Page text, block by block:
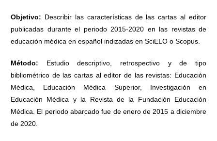
Objetivo: Describir las características de las cartas al editor
publicadas durante el periodo 2015-2020 en las revistas de
educación médica en español indizadas en SciELO o Scopus.
Método: Estudio descriptivo, retrospectivo y de tipo
bibliométrico de las cartas al editor de las revistas: Educación
Médica, Educación Médica Superior, Investigación en
Educación Médica y la Revista de la Fundación Educación
Médica. El periodo abarcado fue de enero de 2015 a diciembre
de 2020.